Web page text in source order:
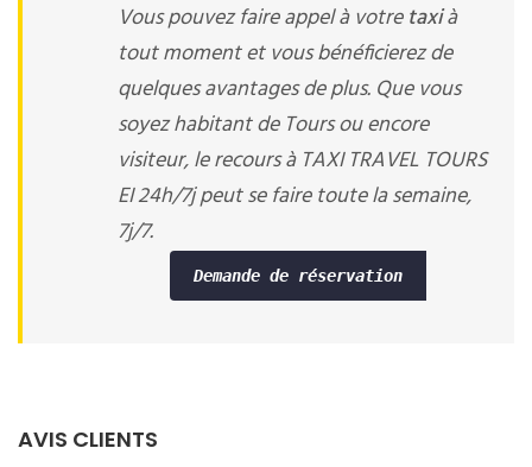
Vous pouvez faire appel à votretaxià
tout moment et vous bénéficierez de
quelques avantages de plus. Que vous
soyez habitant de Tours ou encore
visiteur, le recours à TAXI TRAVEL TOURS
EI 24h/7j peut se faire toute la semaine,
7j/7.
Demande de réservation
AVIS CLIENTS